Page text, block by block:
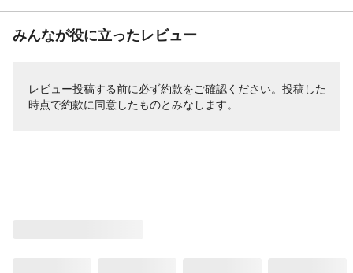
みんなが役に立ったレビュー
レビュー投稿する前に必ず約款をご確認ください。投稿した
時点で約款に同意したものとみなします。